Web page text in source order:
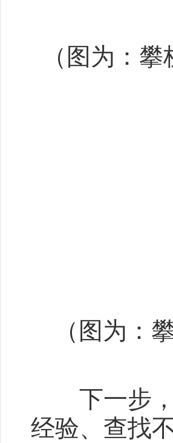
（图为：
（图为：
下一步，
经验、查找